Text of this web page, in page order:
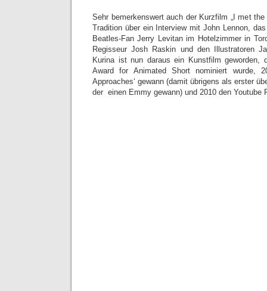
Sehr bemerkenswert auch der Kurzfilm „I met
Tradition über ein Interview mit John Lennon,
Beatles-Fan Jerry Levitan im Hotelzimmer in
Regisseur Josh Raskin und den Illustratoren
Kurina ist nun daraus ein Kunstfilm geworden,
Award for Animated Short nominiert wurde,
Approaches‘ gewann (damit übrigens als erster
der einen Emmy gewann) und 2010 den Youtube